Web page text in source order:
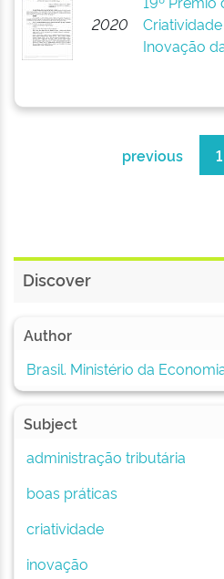
2020
Inovação
previous 1
Discover
Author
Brasil. Ministério da
Subject
administração tributária
boas práticas
criatividade
inovação